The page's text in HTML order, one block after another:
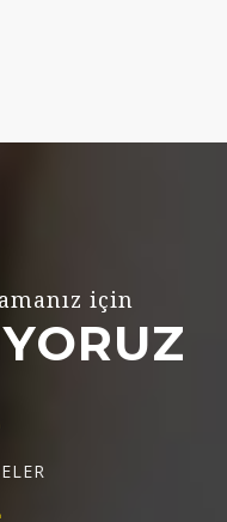
için